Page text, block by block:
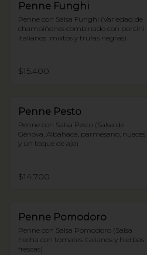
Penne Funghi
Penne con Salsa Funghi (Variedad de
champiñones combinado con porcini
italianos  mixtos y trufas negras)
$15.400
Penne Pesto
Penne con Salsa Pesto (Salsa de
Génova, Albahaca, parmesano, nueces
y un toque de ajo)
$14.700
Penne Pomodoro
Penne con Salsa Pomodoro (Salsa
hecha con tomates italianos y hierbas
frescas)